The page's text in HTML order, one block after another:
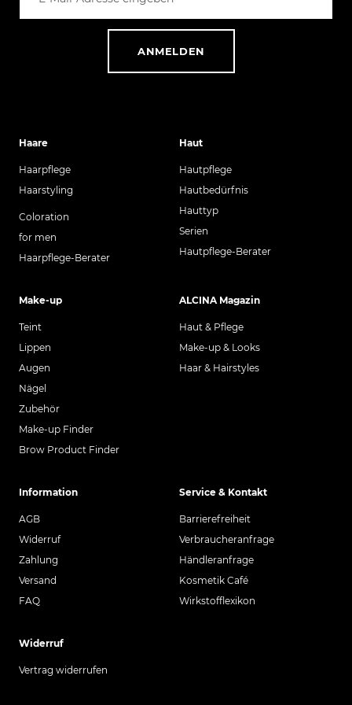
ANMELDEN
Haare
Haarpflege
Haarstyling
Coloration
for men
Haarpflege-Berater
Haut
Hautpflege
Hautbedürfnis
Hauttyp
Serien
Hautpflege-Berater
Make-up
Teint
Lippen
Augen
Nägel
Zubehör
Make-up Finder
Brow Product Finder
ALCINA Magazin
Haut & Pflege
Make-up & Looks
Haar & Hairstyles
Information
AGB
Widerruf
Zahlung
Versand
FAQ
Service & Kontakt
Barrierefreiheit
Verbraucheranfrage
Händleranfrage
Kosmetik Café
Wirkstofflexikon
Widerruf
Vertrag widerrufen